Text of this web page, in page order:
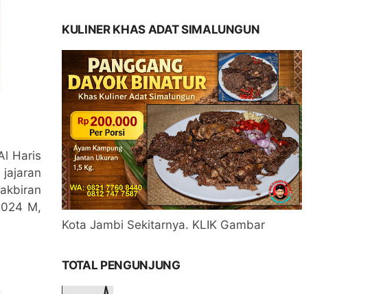
Haris
M,
KULINER KHAS ADAT SIMALUNGUN
Kota Jambi Sekitarnya. KLIK Gambar
TOTAL PENGUNJUNG